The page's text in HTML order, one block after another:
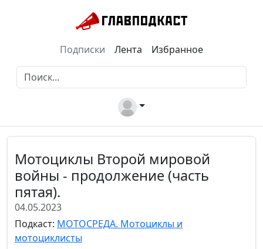
Подписки Лента Избранное
Мотоциклы Второй мировой
войны - продолжение (часть
пятая).
04.05.2023
Подкаст: МОТОСРЕДА. Мотоциклы и
мотоциклисты